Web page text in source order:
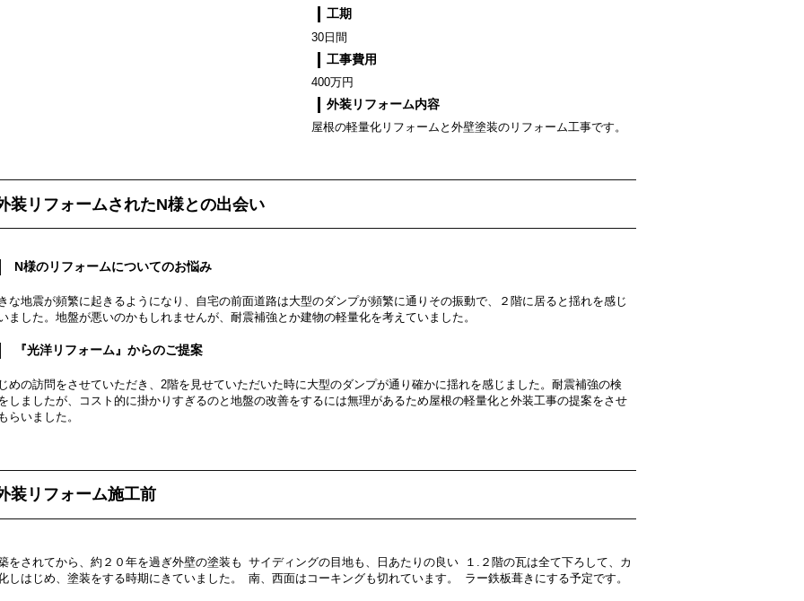
工期
30日間
工事費用
400万円
外装リフォーム内容
屋根の軽量化リフォームと外壁塗装のリフォーム工事です。
装リフォームされたN様との出会い
N様のリフォームについてのお悩み
な地震が頻繁に起きるようになり、自宅の前面道路は大型のダンプが頻繁に通りその振動で、２階に居ると揺れを感じ
ました。地盤が悪いのかもしれませんが、耐震補強とか建物の軽量化を考えていました。
『光洋リフォーム』からのご提案
めの訪問をさせていただき、2階を見せていただいた時に大型のダンプが通り確かに揺れを感じました。耐震補強の検
しましたが、コスト的に掛かりすぎるのと地盤の改善をするには無理があるため屋根の軽量化と外装工事の提案をさせ
らいました。
装リフォーム施工前
をされてから、約２０年を過ぎ外壁の塗装も
しはじめ、塗装をする時期にきていました。
サイディングの目地も、日あたりの良い
南、西面はコーキングも切れています。
１.２階の瓦は全て下ろして、カ
ラー鉄板葺きにする予定です。